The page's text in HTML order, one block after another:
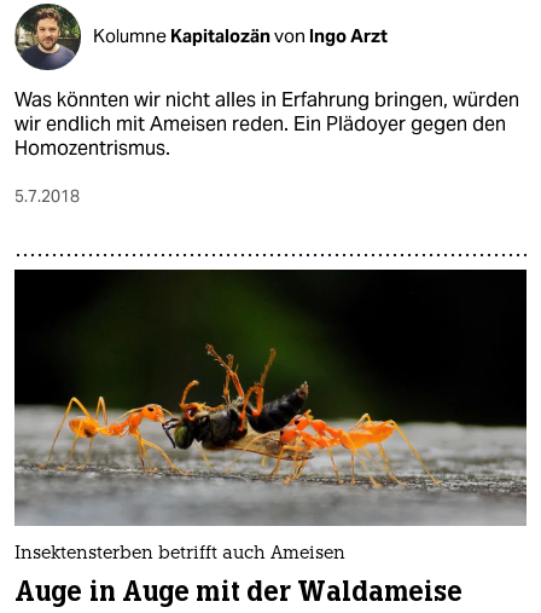
Kolumne Kapitalozänvon Ingo Arzt
Was könnten wir nicht alles in Erfahrung bringen, würden
wir endlich mit Ameisen reden. Ein Plädoyer gegen den
Homozentrismus.
5.7.2018
Insektensterben betrifft auch Ameisen
Auge in Auge mit der Waldameise